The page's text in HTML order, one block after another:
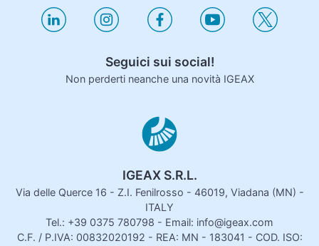
Seguici sui social!
Non perderti neanche una novità IGEAX
IGEAX S.R.L.
Via delle Querce 16 - Z.I. Fenilrosso - 46019, Viadana (MN) -
ITALY
Tel.: +39 0375 780798 - Email: info@igeax.com
C.F. / P.IVA: 00832020192 - REA: MN - 183041 - COD. ISO: